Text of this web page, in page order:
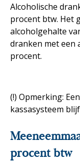
Alcoholische
procent btw. Het
alcoholgehalte
dranken met een
procent.
(!) Opmerking:
kassasysteem
procent btw